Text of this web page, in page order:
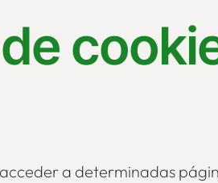
a determinadas